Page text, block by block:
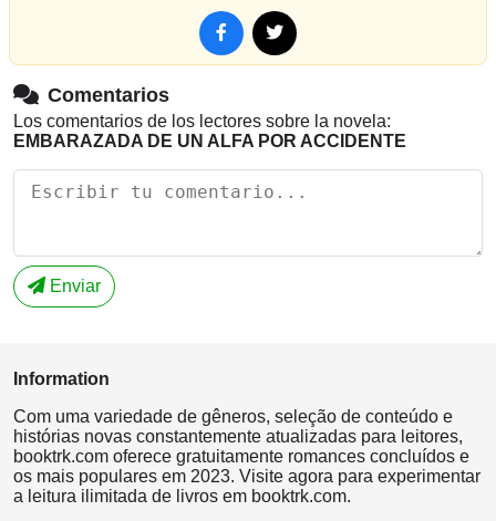
Comentarios
Los comentarios de los lectores sobre la novela:
EMBARAZADA DE UN ALFA POR ACCIDENTE
Enviar
Information
Com uma variedade de gêneros, seleção de conteúdo e
histórias novas constantemente atualizadas para leitores,
booktrk.com oferece gratuitamente romances concluídos e
os mais populares em 2023. Visite agora para experimentar
a leitura ilimitada de livros em booktrk.com.